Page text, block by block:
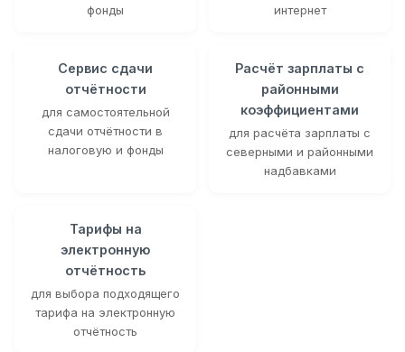
фонды
интернет
Сервис сдачи
отчётности
для самостоятельной
сдачи отчётности в
налоговую и фонды
Расчёт зарплаты с
районными
коэффициентами
для расчёта зарплаты с
северными и районными
надбавками
Тарифы на
электронную
отчётность
для выбора подходящего
тарифа на электронную
отчётность